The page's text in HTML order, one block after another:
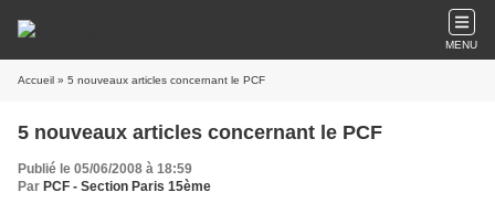
MENU
Accueil » 5 nouveaux articles concernant le PCF
5 nouveaux articles concernant le PCF
Publié le 05/06/2008 à 18:59
Par PCF - Section Paris 15ème